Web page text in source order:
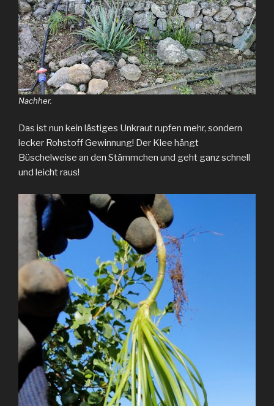
Nachher.
Das ist nun kein lästiges Unkraut rupfen mehr, sondern
lecker Rohstoff Gewinnung! Der Klee hängt
Büschelweise an den Stämmchen und geht ganz schnell
und leicht raus!